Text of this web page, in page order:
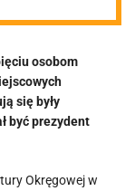
osobom
się były
być prezydent
Okręgowej w